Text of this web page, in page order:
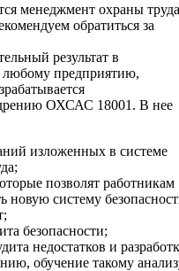
менеджмент охраны труда
обратиться за
результат в
предприятию,
ОХСАС 18001. В нее
изложенных в системе
позволят работникам
новую систему
безопасности;
недостатков и
обучение такому